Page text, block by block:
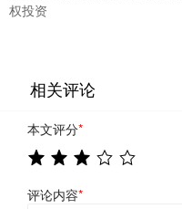
权投资
相关评论
本文评分*
评论内容*